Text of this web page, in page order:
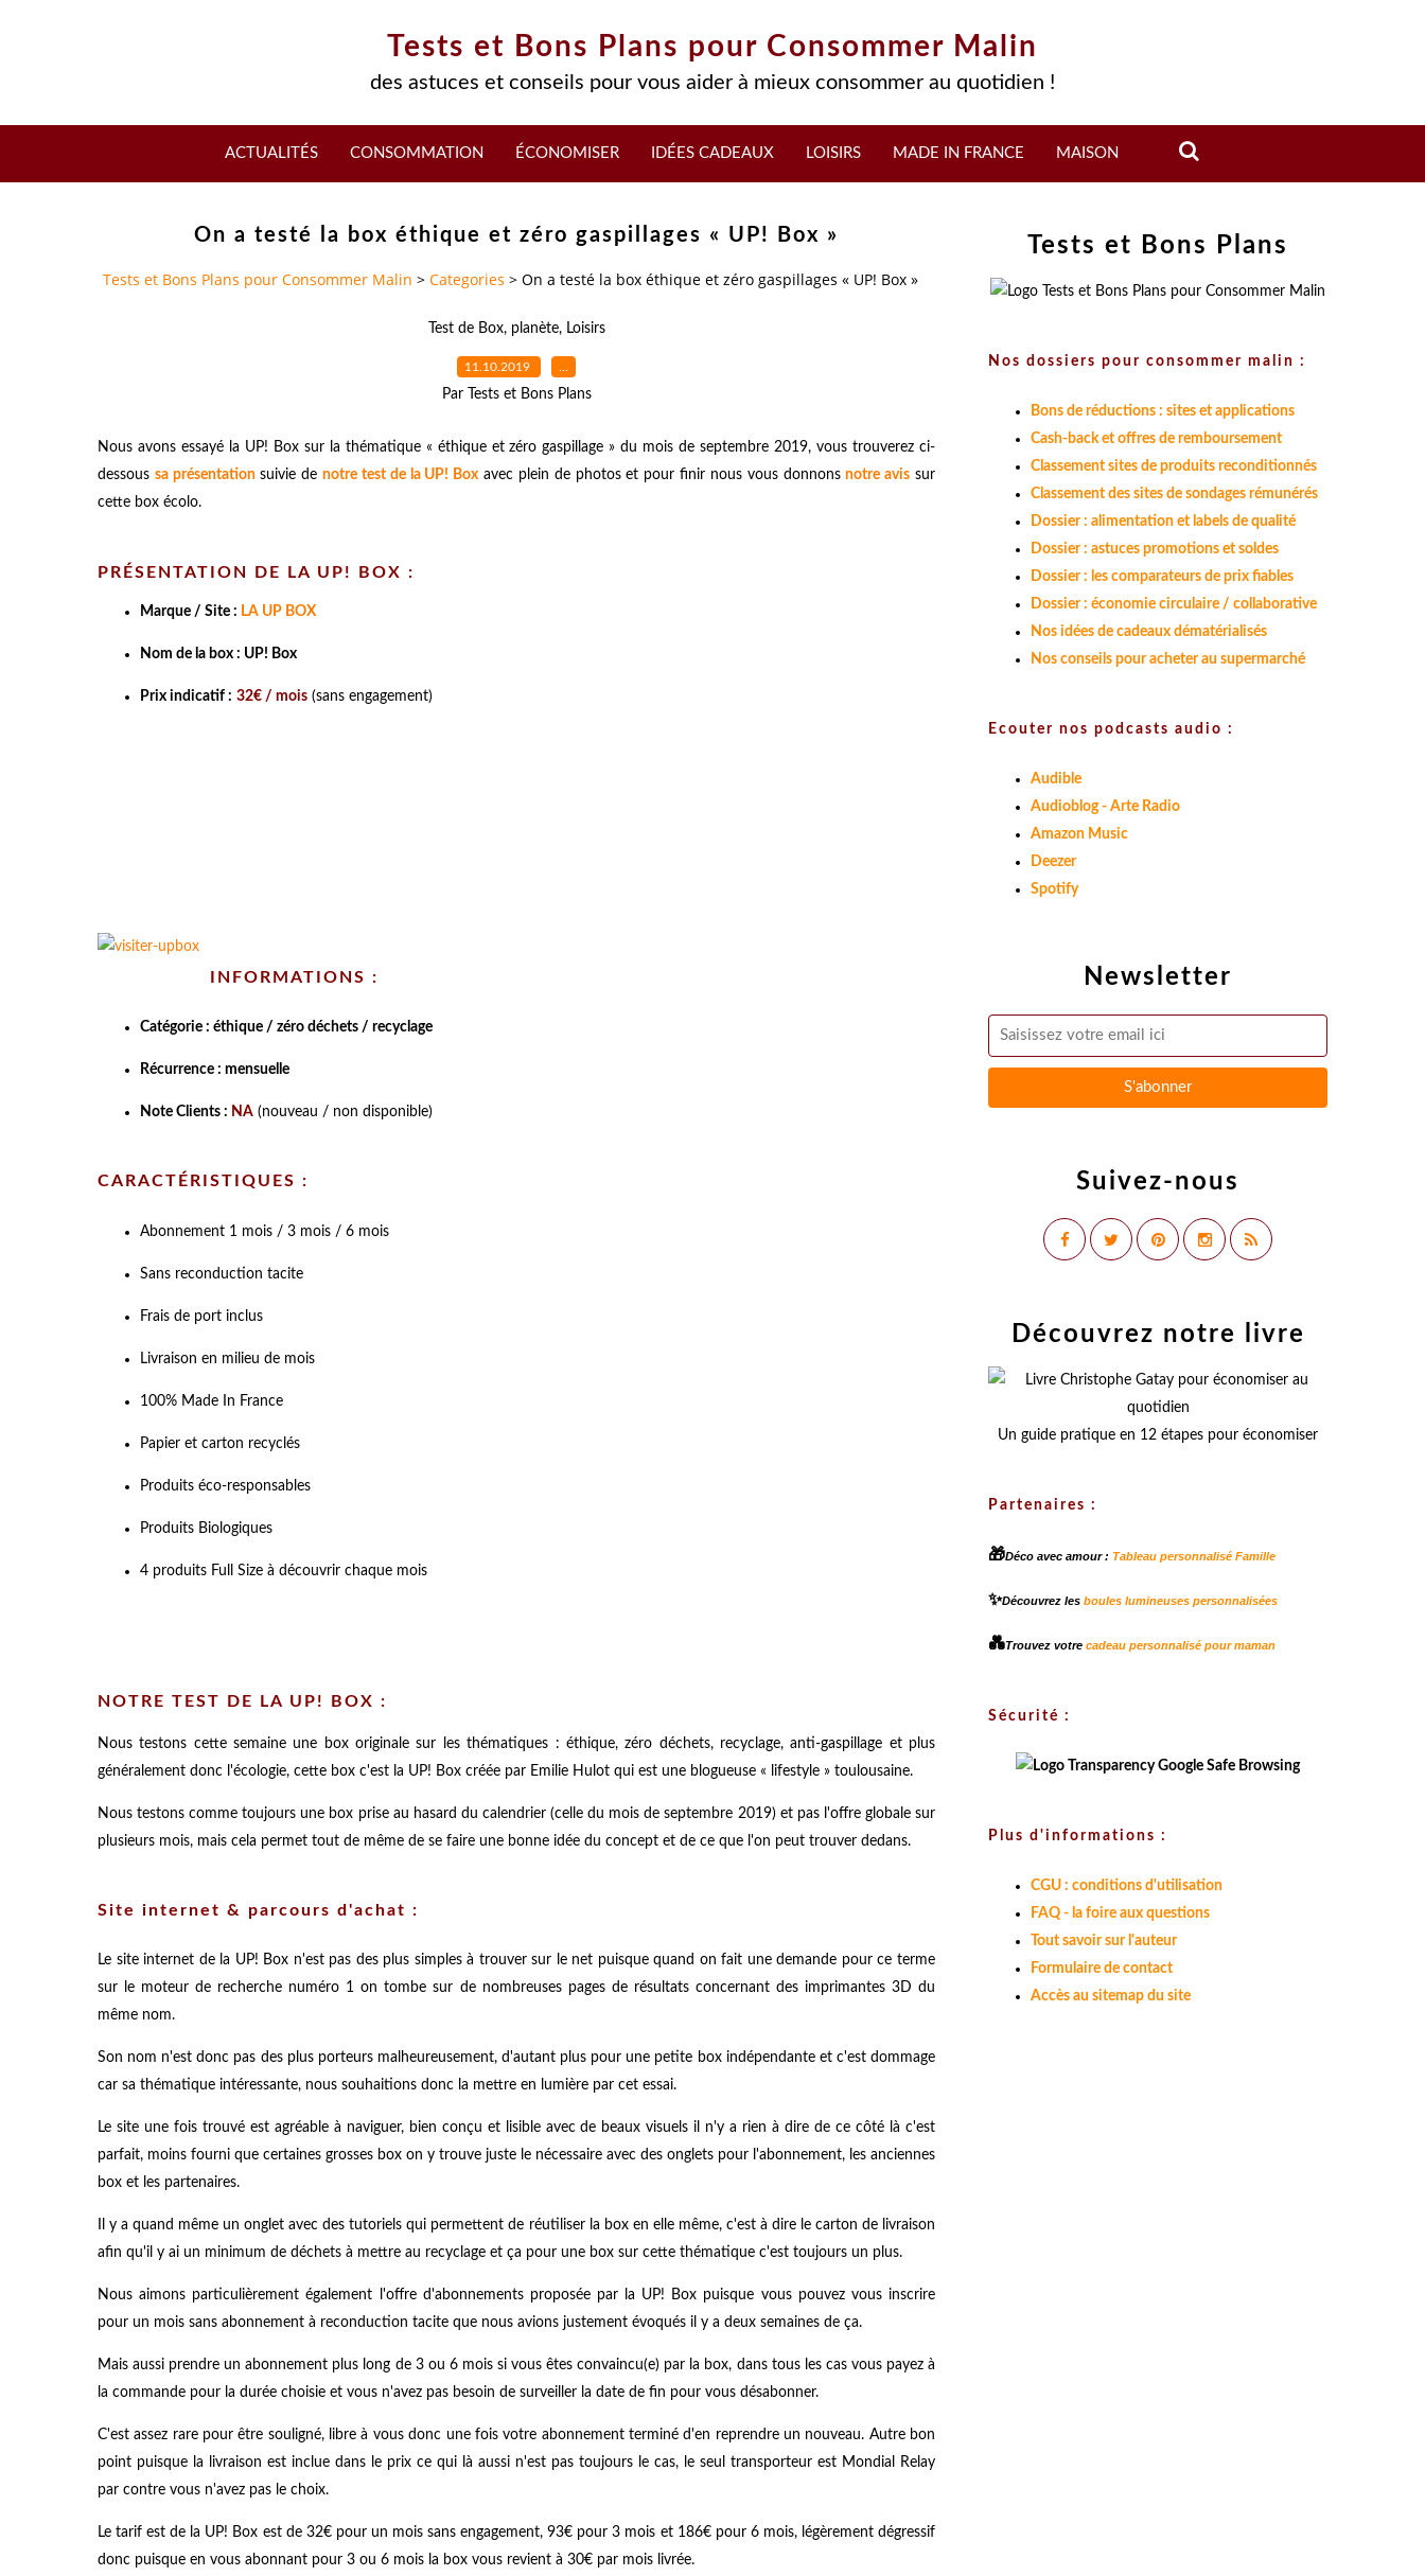
Tests et Bons Plans pour Consommer Malin
des astuces et conseils pour vous aider à mieux consommer au quotidien !
ACTUALITÉS CONSOMMATION ÉCONOMISER IDÉES CADEAUX LOISIRS MADE IN FRANCE MAISON
On a testé la box éthique et zéro gaspillages « UP! Box »
Tests et Bons Plans pour Consommer Malin > Categories > On a testé la box éthique et zéro gaspillages « UP! Box »
Test de Box, planète, Loisirs
11.10.2019 …
Par Tests et Bons Plans
Nous avons essayé la UP! Box sur la thématique « éthique et zéro gaspillage » du mois de septembre 2019, vous trouverez ci-
dessous sa présentationsuivie denotre test de la UP! Box avec plein de photos et pour finir nous vous donnonsnotre avis sur
cette box écolo.
PRÉSENTATION DE LA UP! BOX :
Marque / Site : LA UP BOX
Nom de la box : UP! Box
Prix indicatif : 32€ / mois (sans engagement)
INFORMATIONS :
Catégorie : éthique / zéro déchets / recyclage
Récurrence : mensuelle
Note Clients : NA (nouveau / non disponible)
CARACTÉRISTIQUES :
Abonnement 1 mois / 3 mois / 6 mois
Sans reconduction tacite
Frais de port inclus
Livraison en milieu de mois
100% Made In France
Papier et carton recyclés
Produits éco-responsables
Produits Biologiques
4 produits Full Size à découvrir chaque mois
NOTRE TEST DE LA UP! BOX :
Nous testons cette semaine une box originale sur les thématiques : éthique, zéro déchets, recyclage, anti-gaspillage et plus
généralement donc l'écologie, cette box c'est la UP! Box créée par Emilie Hulot qui est une blogueuse « lifestyle » toulousaine.
Nous testons comme toujours une box prise au hasard du calendrier (celle du mois de septembre 2019) et pas l'offre globale sur
plusieurs mois, mais cela permet tout de même de se faire une bonne idée du concept et de ce que l'on peut trouver dedans.
Site internet & parcours d'achat :
Le site internet de la UP! Box n'est pas des plus simples à trouver sur le net puisque quand on fait une demande pour ce terme
sur le moteur de recherche numéro 1 on tombe sur de nombreuses pages de résultats concernant des imprimantes 3D du
même nom.
Son nom n'est donc pas des plus porteurs malheureusement, d'autant plus pour une petite box indépendante et c'est dommage
car sa thématique intéressante, nous souhaitions donc la mettre en lumière par cet essai.
Le site une fois trouvé est agréable à naviguer, bien conçu et lisible avec de beaux visuels il n'y a rien à dire de ce côté là c'est
parfait, moins fourni que certaines grosses box on y trouve juste le nécessaire avec des onglets pour l'abonnement, les anciennes
box et les partenaires.
Il y a quand même un onglet avec des tutoriels qui permettent de réutiliser la box en elle même, c'est à dire le carton de livraison
afin qu'il y ai un minimum de déchets à mettre au recyclage et ça pour une box sur cette thématique c'est toujours un plus.
Nous aimons particulièrement également l'offre d'abonnements proposée par la UP! Box puisque vous pouvez vous inscrire
pour un mois sans abonnement à reconduction tacite que nous avions justement évoqués il y a deux semaines de ça.
Mais aussi prendre un abonnement plus long de 3 ou 6 mois si vous êtes convaincu(e) par la box, dans tous les cas vous payez à
la commande pour la durée choisie et vous n'avez pas besoin de surveiller la date de fin pour vous désabonner.
C'est assez rare pour être souligné, libre à vous donc une fois votre abonnement terminé d'en reprendre un nouveau. Autre bon
point puisque la livraison est inclue dans le prix ce qui là aussi n'est pas toujours le cas, le seul transporteur est Mondial Relay
par contre vous n'avez pas le choix.
Le tarif est de la UP! Box est de 32€ pour un mois sans engagement, 93€ pour 3 mois et 186€ pour 6 mois, légèrement dégressif
donc puisque en vous abonnant pour 3 ou 6 mois la box vous revient à 30€ par mois livrée.
Newsletter
Suivez-nous
Tests et Bons Plans
Nos dossiers pour consommer malin :
Bons de réductions : sites et applications
Cash-back et offres de remboursement
Classement sites de produits reconditionnés
Classement des sites de sondages rémunérés
Dossier : alimentation et labels de qualité
Dossier : astuces promotions et soldes
Dossier : les comparateurs de prix fiables
Dossier : économie circulaire / collaborative
Nos idées de cadeaux dématérialisés
Nos conseils pour acheter au supermarché
Ecouter nos podcasts audio :
Audible
Audioblog - Arte Radio
Amazon Music
Deezer
Spotify
Découvrez notre livre
Un guide pratique en 12 étapes pour économiser
Partenaires :
🎁Déco avec amour : Tableau personnalisé Famille
✨Découvrez les boules lumineuses personnalisées
💑Trouvez votre cadeau personnalisé pour maman
Sécurité :
Plus d'informations :
CGU : conditions d'utilisation
FAQ - la foire aux questions
Tout savoir sur l'auteur
Formulaire de contact
Accès au sitemap du site